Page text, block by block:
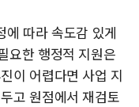
에 따라 속도감 있게
요한 행정적 지원은
이 어렵다면 사업 지
고 원점에서 재검토